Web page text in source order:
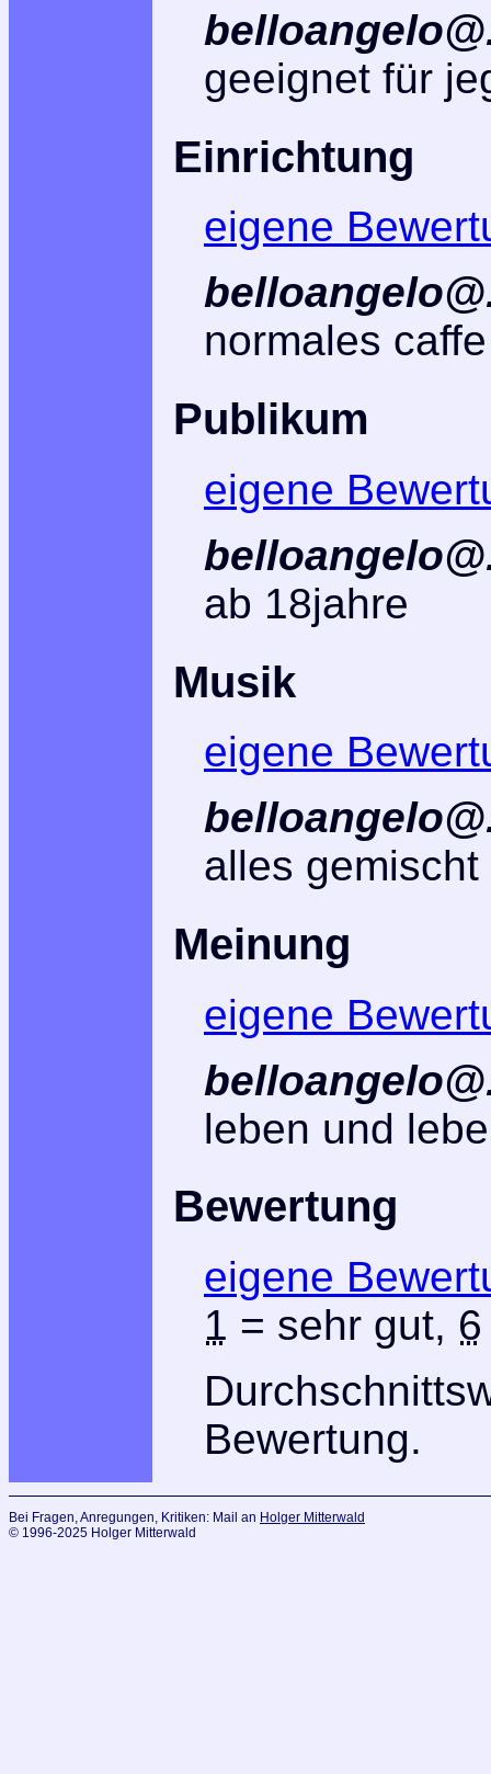
geeignet für
Einrichtung
eigene
normales
Publikum
eigene
ab 18jahre
Musik
eigene
alles gemischt
Meinung
eigene
leben und
Bewertung
eigene
1 = sehr gut, 6
Bewertung.
Bei Fragen, Anregungen, Kritiken: Mail an Holger Mitterwald
© 1996-2025 Holger Mitterwald